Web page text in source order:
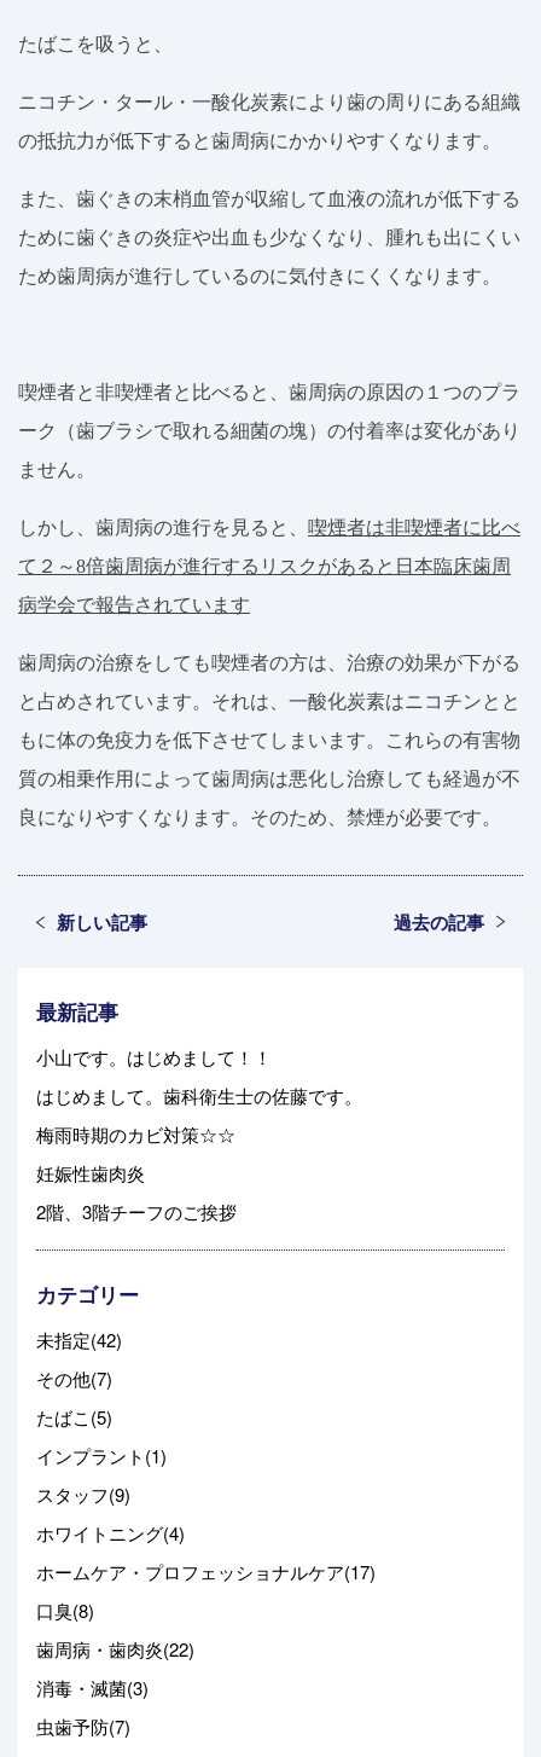
たばこを吸うと、
ニコチン・タール・一酸化炭素により歯の周りにある組織
の抵抗力が低下すると歯周病にかかりやすくなります。
また、歯ぐきの末梢血管が収縮して血液の流れが低下する
ために歯ぐきの炎症や出血も少なくなり、腫れも出にくい
ため歯周病が進行しているのに気付きにくくなります。
喫煙者と非喫煙者と比べると、歯周病の原因の１つのプラ
ーク（歯ブラシで取れる細菌の塊）の付着率は変化があり
ません。
しかし、歯周病の進行を見ると、 喫煙者は非喫煙者に比べ
て２～8倍歯周病が進行するリスクがあると日本臨床歯周
病学会で報告されています
歯周病の治療をしても喫煙者の方は、治療の効果が下がる
と占めされています。それは、一酸化炭素はニコチンとと
もに体の免疫力を低下させてしまいます。これらの有害物
質の相乗作用によって歯周病は悪化し治療しても経過が不
良になりやすくなります。そのため、禁煙が必要です。
新しい記事 過去の記事
最新記事
小山です。はじめまして！！
はじめまして。歯科衛生士の佐藤です。
梅雨時期のカビ対策☆☆
妊娠性歯肉炎
2階、3階チーフのご挨拶
カテゴリー
未指定(42)
その他(7)
たばこ(5)
インプラント(1)
スタッフ(9)
ホワイトニング(4)
ホームケア・プロフェッショナルケア(17)
口臭(8)
歯周病・歯肉炎(22)
消毒・滅菌(3)
虫歯予防(7)